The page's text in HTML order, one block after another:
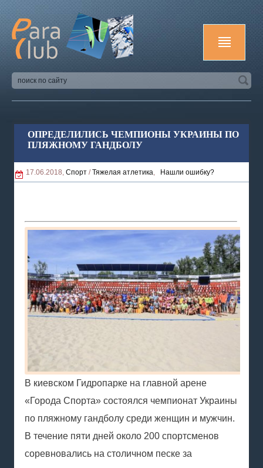
ОПРЕДЕЛИЛИСЬ ЧЕМПИОНЫ УКРАИНЫ ПО
ПЛЯЖНОМУ ГАНДБОЛУ
17.06.2018, Спорт /Тяжелая атлетика, Нашли ошибку?
В киевском Гидропарке на главной арене
«Города Спорта» состоялся чемпионат Украины
по пляжному гандболу среди женщин и мужчин.
В течение пяти дней около 200 спортсменов
соревновались на столичном песке за